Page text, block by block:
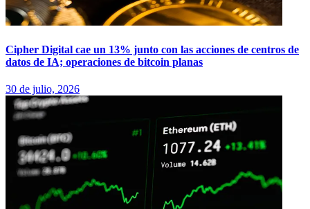
Cipher Digital cae un 13% junto con las acciones de centros de
datos de IA; operaciones de bitcoin planas
30 de julio, 2026